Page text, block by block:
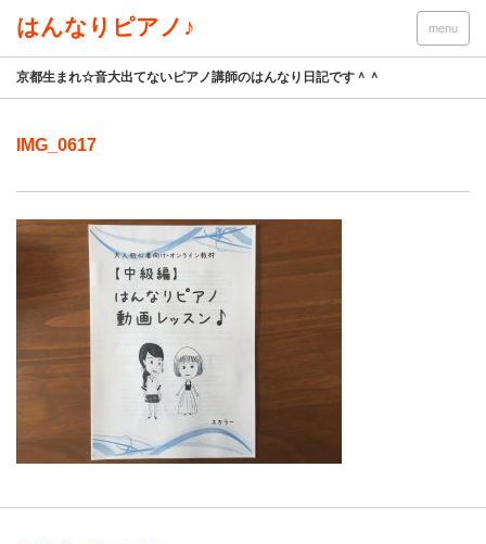
はんなりピアノ♪ menu
京都生まれ☆音大出てないピアノ講師のはんなり日記です＾＾
IMG_0617